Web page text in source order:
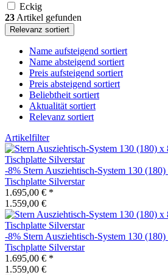
Eckig
23 Artikel gefunden
Relevanz sortiert
Name aufsteigend sortiert
Name absteigend sortiert
Preis aufsteigend sortiert
Preis absteigend sortiert
Beliebtheit sortiert
Aktualität sortiert
Relevanz sortiert
Artikelfilter
-8% Stern Ausziehtisch-System 130
Tischplatte Silverstar
1.695,00 € *
1.559,00 €
-8% Stern Ausziehtisch-System 130
Tischplatte Silverstar
1.695,00 € *
1.559,00 €